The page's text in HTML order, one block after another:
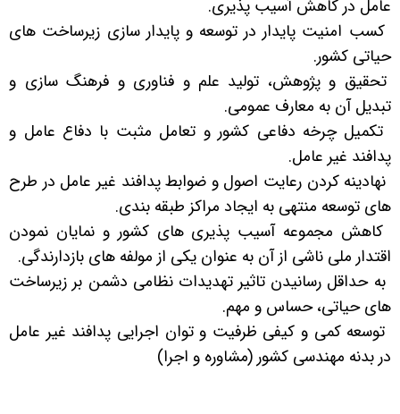
عامل در کاهش آسیب پذیری.
کسب امنیت پایدار در توسعه و پایدار سازی زیرساخت های
حیاتی کشور.
تحقیق و پژوهش، تولید علم و فناوری و فرهنگ سازی و
تبدیل آن به معارف عمومی.
تکمیل چرخه دفاعی کشور و تعامل مثبت با دفاع عامل و
پدافند غیر عامل.
نهادینه کردن رعایت اصول و ضوابط پدافند غیر عامل در طرح
های توسعه منتهی به ایجاد مراکز طبقه بندی.
کاهش مجموعه آسیب پذیری های کشور و نمایان نمودن
اقتدار ملی ناشی از آن به عنوان یکی از مولفه های بازدارندگی.
به حداقل رسانیدن تاثیر تهدیدات نظامی دشمن بر زیرساخت
های حیاتی، حساس و مهم.
توسعه کمی و کیفی ظرفیت و توان اجرایی پدافند غیر عامل
در بدنه مهندسی کشور (مشاوره و اجرا)